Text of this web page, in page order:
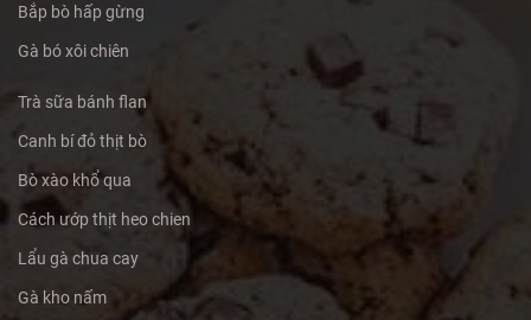
Bắp bò hấp gừng
Gà bó xôi chiên
Trà sữa bánh flan
Canh bí đỏ thịt bò
Bò xào khổ qua
Cách ướp thịt heo chien
Lẩu gà chua cay
Gà kho nấm